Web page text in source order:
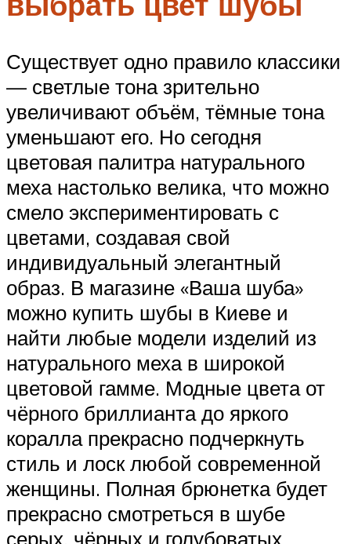
Существует одно правило классики
— светлые тона зрительно
увеличивают объём, тёмные тона
уменьшают его. Но сегодня
цветовая палитра натурального
меха настолько велика, что можно
смело экспериментировать с
цветами, создавая свой
индивидуальный элегантный
образ. В магазине «Ваша шуба»
можно купить шубы в Киеве и
найти любые модели изделий из
натурального меха в широкой
цветовой гамме. Модные цвета от
чёрного бриллианта до яркого
коралла прекрасно подчеркнуть
стиль и лоск любой современной
женщины. Полная брюнетка будет
прекрасно смотреться в шубе
серых, чёрных и голубоватых